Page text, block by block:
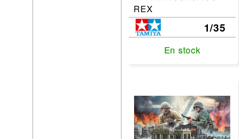
REX
1/35
En stock
En stock